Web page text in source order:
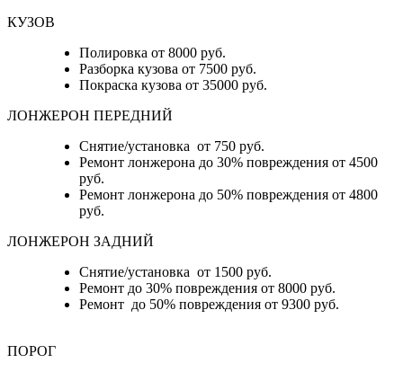
КУЗОВ
Полировка от 8000 руб.
Разборка кузова от 7500 руб.
Покраска кузова от 35000 руб.
ЛОНЖЕРОН ПЕРЕДНИЙ
Снятие/установка от 750 руб.
Ремонт лонжерона до 30% повреждения от 4500
руб.
Ремонт лонжерона до 50% повреждения от 4800
руб.
ЛОНЖЕРОН ЗАДНИЙ
Снятие/установка от 1500 руб.
Ремонт до 30% повреждения от 8000 руб.
Ремонт до 50% повреждения от 9300 руб.
ПОРОГ